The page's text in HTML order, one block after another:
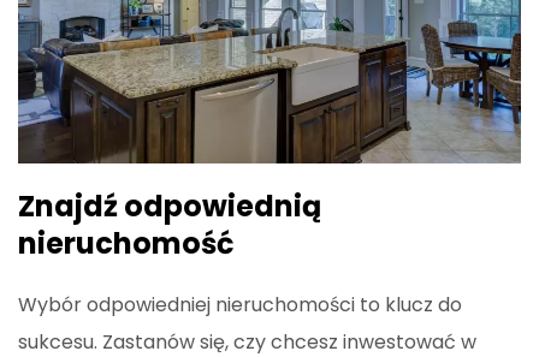
Znajdź odpowiednią
nieruchomość
Wybór odpowiedniej nieruchomości to klucz do
sukcesu. Zastanów się, czy chcesz inwestować w